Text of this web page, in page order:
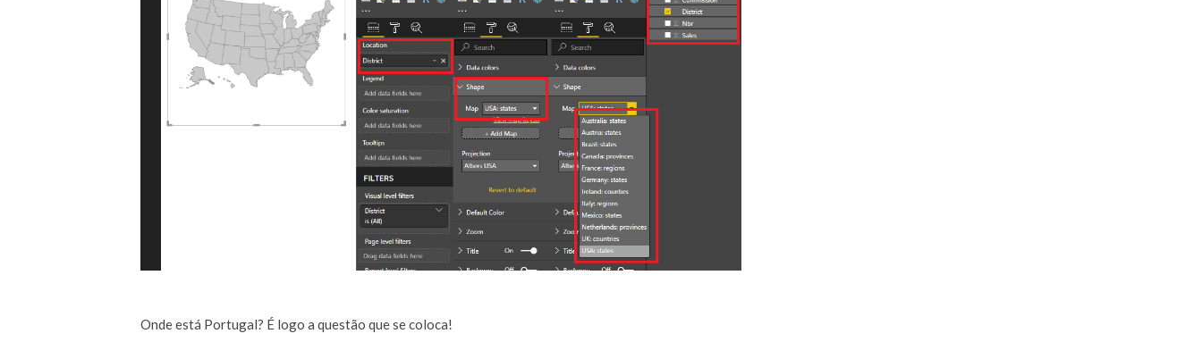
Onde está Portugal? É logo a questão que se coloca!